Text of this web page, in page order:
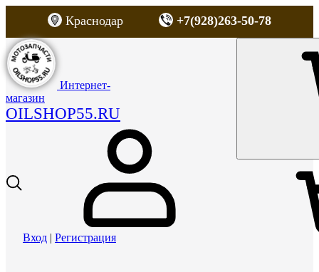
Краснодар +7(928)263-50-78
Интернет-
магазин
OILSHOP55.RU
Вход | Регистрация